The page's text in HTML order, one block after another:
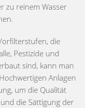
zu reinem Wasser
die
Pestizide und
sind, kann man
Anlagen
um die Qualität
die Sättigung der